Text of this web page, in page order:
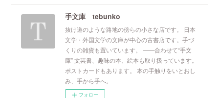
手文庫 tebunko
抜け道のような路地の傍らの小さな店です。 日本
文学・外国文学の文庫が中心の古書店です。手づ
くりの雑貨も置いています。 ――合わせて“手文
庫” 文芸書、趣味の本、絵本も取り扱っています。
ポストカードもあります。 本の手触りをいとおし
み、手から手へ。
フォロー